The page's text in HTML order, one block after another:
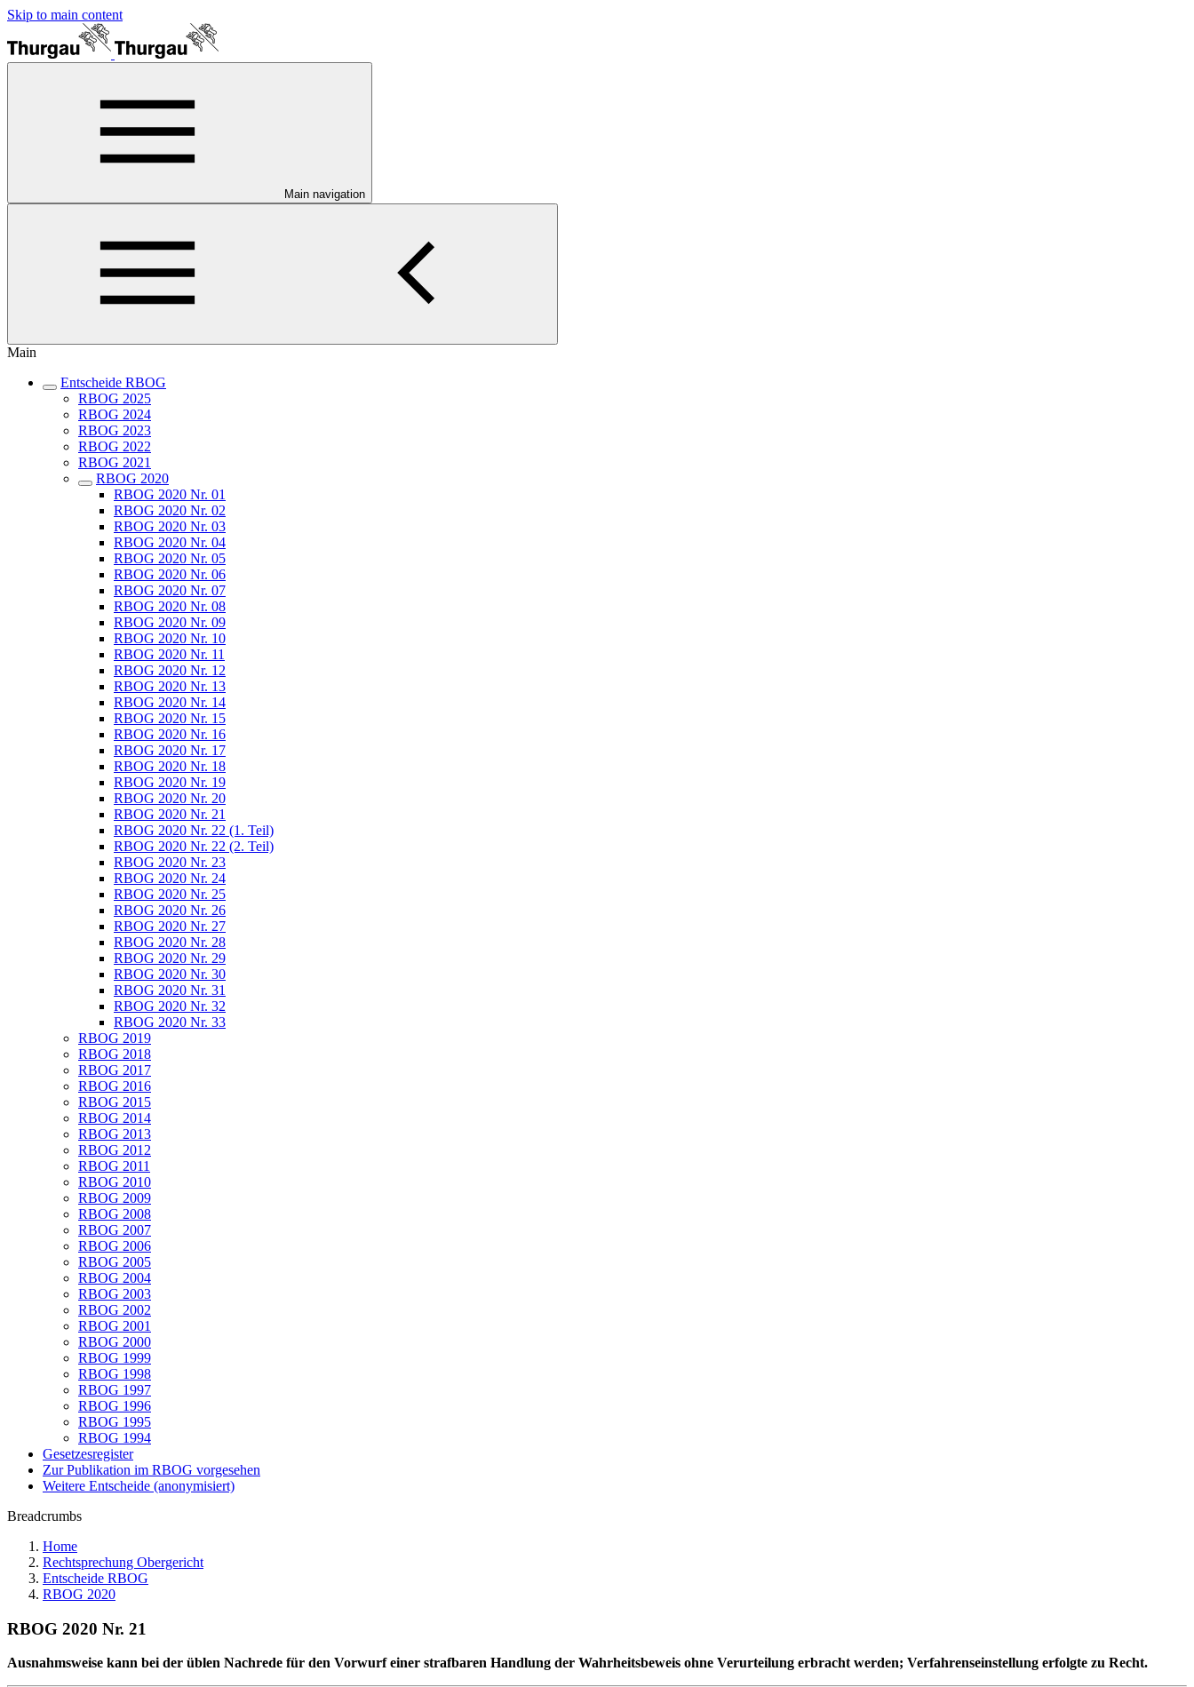
Skip to main content
Main navigation
Main
Entscheide RBOG
RBOG 2025
RBOG 2024
RBOG 2023
RBOG 2022
RBOG 2021
RBOG 2020
RBOG 2020 Nr. 01
RBOG 2020 Nr. 02
RBOG 2020 Nr. 03
RBOG 2020 Nr. 04
RBOG 2020 Nr. 05
RBOG 2020 Nr. 06
RBOG 2020 Nr. 07
RBOG 2020 Nr. 08
RBOG 2020 Nr. 09
RBOG 2020 Nr. 10
RBOG 2020 Nr. 11
RBOG 2020 Nr. 12
RBOG 2020 Nr. 13
RBOG 2020 Nr. 14
RBOG 2020 Nr. 15
RBOG 2020 Nr. 16
RBOG 2020 Nr. 17
RBOG 2020 Nr. 18
RBOG 2020 Nr. 19
RBOG 2020 Nr. 20
RBOG 2020 Nr. 21
RBOG 2020 Nr. 22 (1. Teil)
RBOG 2020 Nr. 22 (2. Teil)
RBOG 2020 Nr. 23
RBOG 2020 Nr. 24
RBOG 2020 Nr. 25
RBOG 2020 Nr. 26
RBOG 2020 Nr. 27
RBOG 2020 Nr. 28
RBOG 2020 Nr. 29
RBOG 2020 Nr. 30
RBOG 2020 Nr. 31
RBOG 2020 Nr. 32
RBOG 2020 Nr. 33
RBOG 2019
RBOG 2018
RBOG 2017
RBOG 2016
RBOG 2015
RBOG 2014
RBOG 2013
RBOG 2012
RBOG 2011
RBOG 2010
RBOG 2009
RBOG 2008
RBOG 2007
RBOG 2006
RBOG 2005
RBOG 2004
RBOG 2003
RBOG 2002
RBOG 2001
RBOG 2000
RBOG 1999
RBOG 1998
RBOG 1997
RBOG 1996
RBOG 1995
RBOG 1994
Gesetzesregister
Zur Publikation im RBOG vorgesehen
Weitere Entscheide (anonymisiert)
Breadcrumbs
Home
Rechtsprechung Obergericht
Entscheide RBOG
RBOG 2020
RBOG 2020 Nr. 21
Ausnahmsweise kann bei der üblen Nachrede für den Vorwurf einer strafbaren Handlung der Wahrheitsbeweis ohne Verurteilung erbracht werden; Verfahrenseinstellung erfolgte zu Recht.